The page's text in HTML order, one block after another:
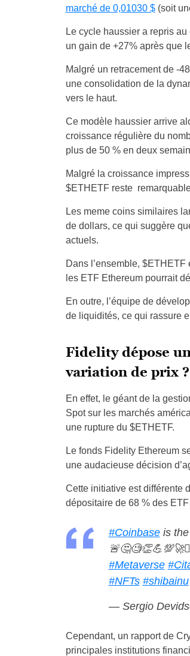
marché de 0,01030 $(soit
Le cycle haussier a repris
un gain de +27% après que
Malgré un retracement de -
une consolidation de la
vers le haut.
Ce modèle haussier arrive
croissance régulière du
plus de 50 % en deux
Malgré la croissance
$ETHETF reste
Les meme coins similaires
de dollars, ce qui suggère
actuels.
Dans l’ensemble,
les ETF Ethereum pourrait
En outre, l’équipe de
de liquidités, ce qui rassure
Fidelity dépose
variation de prix ?
En effet, le géant de la
Spot sur les marchés
une rupture du $ETHETF.
Le fonds Fidelity Ethereum
une audacieuse décision
Cette initiative est différente
dépositaire de 68 % des
#Coinbaseis the
#Metaverse
#NFTs #shibainu
— Sergio
Cependant, un rapport de
principales institutions